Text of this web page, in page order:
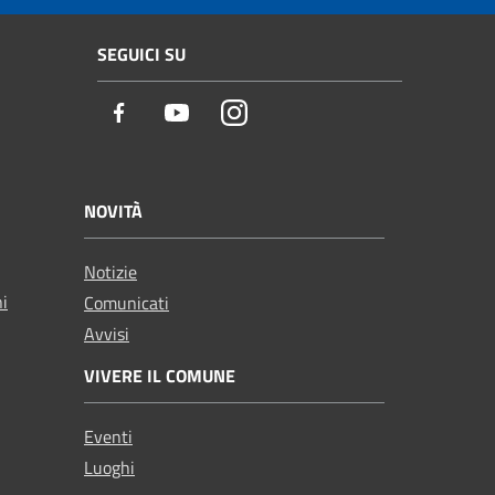
SEGUICI SU
Facebook YoutubeInstagram
NOVITÀ
Notizie
Comunicati
Avvisi
VIVERE IL COMUNE
Eventi
Luoghi